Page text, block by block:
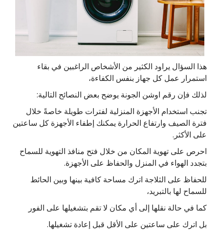
هذا السؤال يراود الكثير من الأشخاص الراغبين في بقاء
استمرار عمل كل جهاز بنفس الكفاءة،
لذلك فإن رقم اوشن الجونة يوضح بعض النصائح التالية:
تجنب استخدام الأجهزة المنزلية لفترات طويلة خاصةً خلال
فترة الصيف وارتفاع الحرارة يمكنك إطفاء الأجهزة كل ساعتين
على الأكثر.
احرص على تهوية المكان من خلال فتح منافذ التهوية للسماح
بتجدد الهواء في المنزل والحفاظ على الأجهزة.
للحفاظ على الثلاجة اترك مساحة كافية بينها وبين الحائط
للسماح لها بالتبريد،
كما في حالة نقلها إلى أي مكان لا تقم بتشغيلها على الفور
بل اترك على ساعتين على الأقل قبل إعادة تشغيلها.